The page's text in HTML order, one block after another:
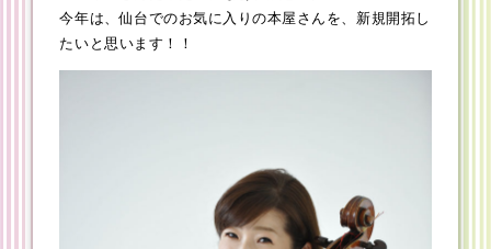
今年は、仙台でのお気に入りの本屋さんを、新規開拓し
たいと思います！！